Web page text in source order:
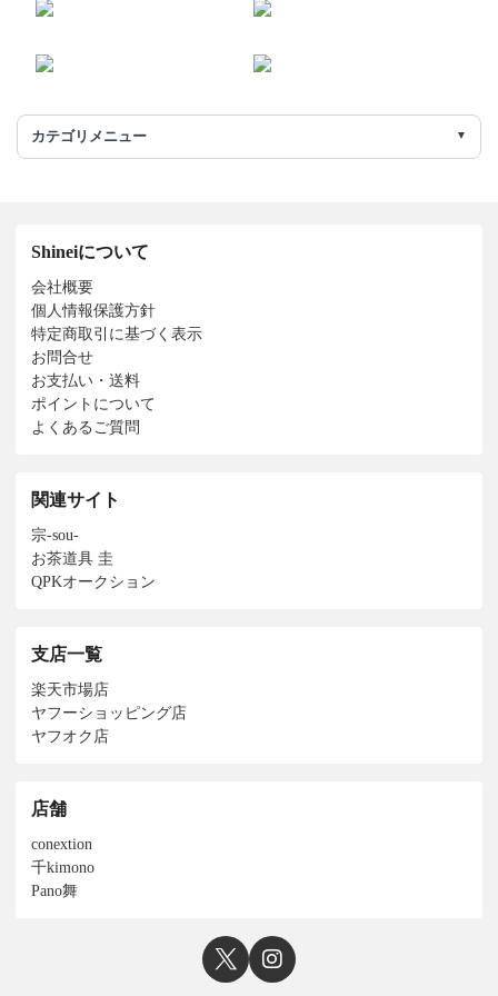
カテゴリメニュー
Shineiについて
会社概要
個人情報保護方針
特定商取引に基づく表示
お問合せ
お支払い・送料
ポイントについて
よくあるご質問
関連サイト
宗-sou-
お茶道具 圭
QPKオークション
支店一覧
楽天市場店
ヤフーショッピング店
ヤフオク店
店舗
conextion
千kimono
Pano舞